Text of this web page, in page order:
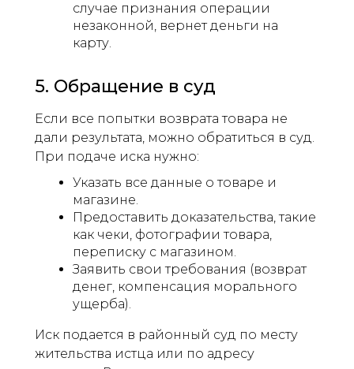
случае признания операции
незаконной, вернет деньги на
карту.
5. Обращение в суд
Если все попытки возврата товара не
дали результата, можно обратиться в суд.
При подаче иска нужно:
Указать все данные о товаре и
магазине.
Предоставить доказательства, такие
как чеки, фотографии товара,
переписку с магазином.
Заявить свои требования (возврат
денег, компенсация морального
ущерба).
Иск подается в районный суд по месту
жительства истца или по адресу